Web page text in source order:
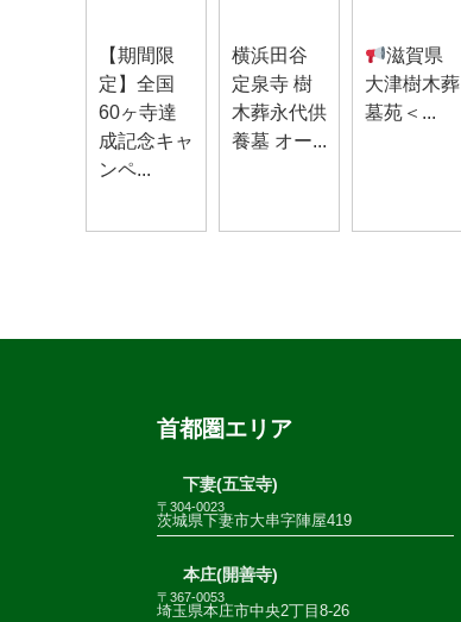
【期間限
定】全国
60ヶ寺達
成記念キャ
ンペ...
横浜田谷
定泉寺 樹
木葬永代供
養墓 オー...
滋賀県
大津樹木葬
墓苑＜...
首都圏エリア
下妻(五宝寺)
〒304-0023
茨城県下妻市大串字陣屋419
本庄(開善寺)
〒367-0053
埼玉県本庄市中央2丁目8-26